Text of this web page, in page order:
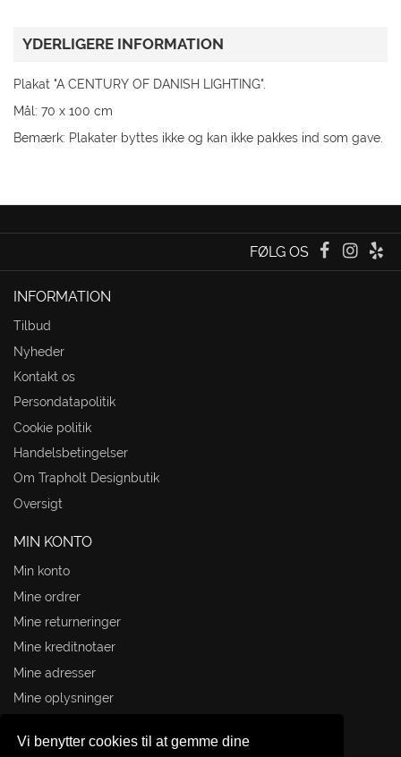
Vi benytter cookies til at gemme dine
YDERLIGERE INFORMATION
Plakat "A CENTURY OF DANISH LIGHTING".
Mål: 70 x 100 cm
Bemærk: Plakater byttes ikke og kan ikke pakkes ind som gave.
FØLG OS
INFORMATION
Tilbud
Nyheder
Kontakt os
Persondatapolitik
Cookie politik
Handelsbetingelser
Om Trapholt Designbutik
Oversigt
MIN KONTO
Min konto
Mine ordrer
Mine returneringer
Mine kreditnotaer
Mine adresser
Mine oplysninger